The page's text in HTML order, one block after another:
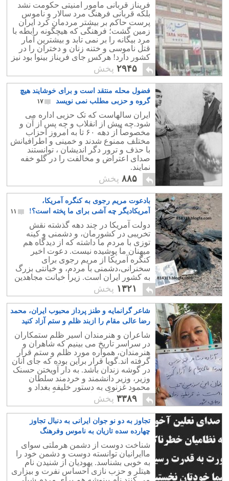
فریناز قربانی مامور امنیتی حکومت نشد
بلکه قربانی فرهنگ مرد سالار و ناموس
پرست حاکم بر بیشتر مردمان کرد ایران
زمین گشت؛ فرهنگی که هیچگونه رابطه با
مرد بیگانه را بر نمی تابد و بیشترین آمار
قتل ناموسی و ختنه زنان و دختران را در
کشور دارد! هرکس جای فریناز بینوا بود نیز
جز فرار، به چیز دیگری نمی اندیشید.
۲۹۴۵ پخش
فضول محله منتقد است و برای خوشایند هیچ
گروه و حزبی مطلب نمی نویسد
۱۷
ایران سالهاست که تک حزبی اداره می
شود.چه پیش از انقلاب و چه پس از آن و
مخصوصاً از دهه ۶۰ تا به امروز احزاب
مختلف ممنوع شدند و خمینی و اطرافیانش
با حذف و ترور دگر اندیشان ، توانستند
صدای اعتراض و مخالفت را در گلو خفه
نمایند.
۸۸۵ پخش
بادعوت مریم رجوی به کنگره آمریکا،
آمریکادیگر چه آشی برای ما پخته است؟!
۱۱
دولت آمریکا در چند دهه گذشته نقش
تخریبی در کشورمان، و دشمنی و کینه
توزی با مردم ما داشته که از دیدگاه هم
میهنان ما پوشیده نیست. دعوت اخیر
کنگره آمریکا از مریم رجوی برای
سخنرانی،دشمنی با مردم، و خیانتی بزرگ
به کشور ایران است. زیرا خیانت مجاهدین
و همکارانش به ایران فراوان و ذکر همه
آنها ناگفتنی است.
۱۳۲۱ پخش
شاعر گرانمایه و طنز پرداز محبوب ایران، محمد
رضا عالی مقام را ازبند ظلم و ستم آزاد کنید
شاعران و هنرمندان اسیر ظلم ستمکاران
در سراسر تاریخ می بینیم که شاهران و
هنرمندان، همواره مورد ظلم و ستم قرار
گرفته اند.گویا قرار براین بوده که جای آنان
در گوشه زندان باشد. به دار آویختن حسنک
وزیر، وزیر دانشمند و خردمند سلطان
م‍‍‍‍‍حمود غزنوی به دستور خلیفه بغداد و
دههانمونه دیگر از این خودکامگی است.
۳۳۸۹ پخش
تجاوز به دو نو جوان ایرانی به دنبال تجاوز
چهارده سده تازیان به ناموس وفرهنگ
کشورمان
شناخت دوست از دشمن هرملتی سوای
ماایرانیان توانسته دوست و دشمن خود را
به خوبی بشناسد. یهودیان از شنیدن نام
هیتلر و حزب نازی احساس نفرت و بیزاری